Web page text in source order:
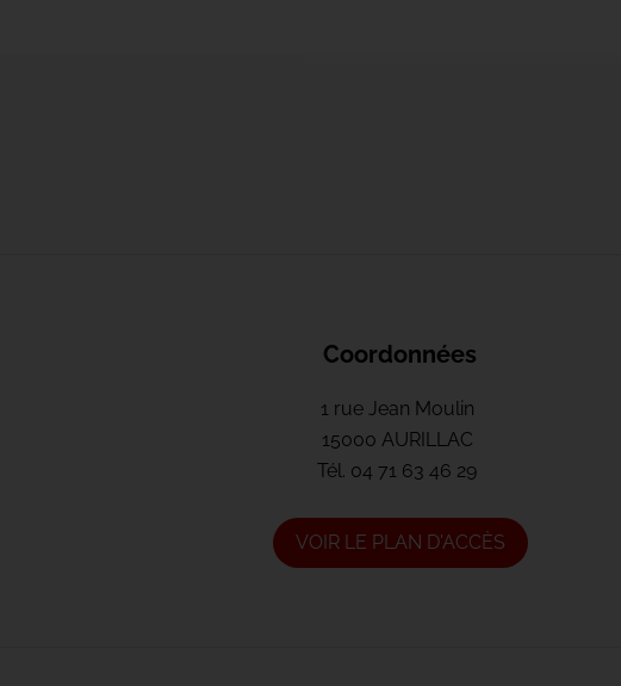
Coordonnées
1 rue Jean Moulin
15000 AURILLAC
Tél. 04 71 63 46 29
VOIR LE PLAN D'ACCÈS